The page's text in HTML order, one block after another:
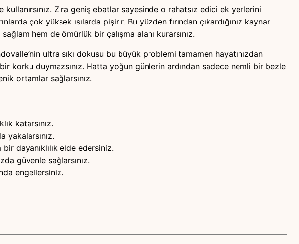
Zira geniş ebatlar sayesinde o rahatsız edici ek yerlerini
çok yüksek ısılarda pişirir. Bu yüzden fırından çıkardığınız kaynar
hem de ömürlük bir çalışma alanı kurarsınız.
ultra sıkı dokusu bu büyük problemi tamamen hayatınızdan
korku duymazsınız. Hatta yoğun günlerin ardından sadece nemli bir bezle
ortamlar sağlarsınız.
katarsınız.
yakalarsınız.
dayanıklılık elde edersiniz.
güvenle sağlarsınız.
engellersiniz.